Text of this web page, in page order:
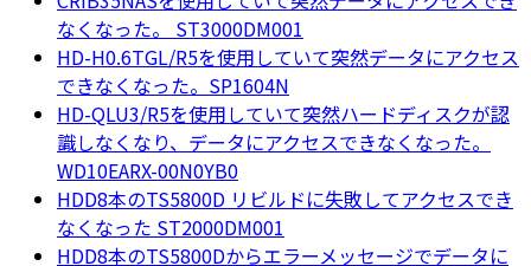
なくなった。 ST3000DM001
HD-H0.6TGL/R5を使用していて突然データにアクセス
できなくなった。SP1604N
HD-QLU3/R5を使用していて突然ハードディスクが認
識しなくなり、データにアクセスできなくなった。
WD10EARX-00N0YB0
HDD8本のTS5800D リビルドに失敗してアクセスでき
なくなった ST2000DM001
HDD8本のTS5800Dからエラーメッセージでデータに